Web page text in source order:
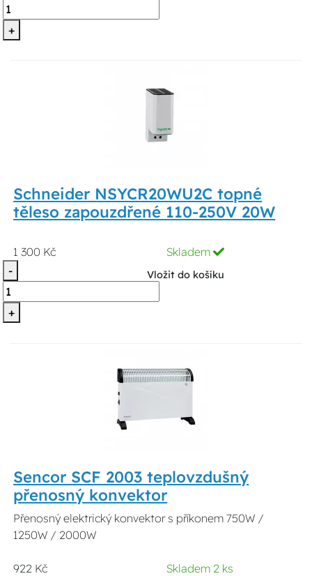
+
Schneider NSYCR20WU2C topné
těleso zapouzdřené 110-250V 20W
1 300 Kč
Skladem
-
+
Vložit do košíku
Sencor SCF 2003 teplovzdušný
přenosný konvektor
Přenosný elektrický konvektor s příkonem 750W /
1250W / 2000W
922 Kč
Skladem 2 ks